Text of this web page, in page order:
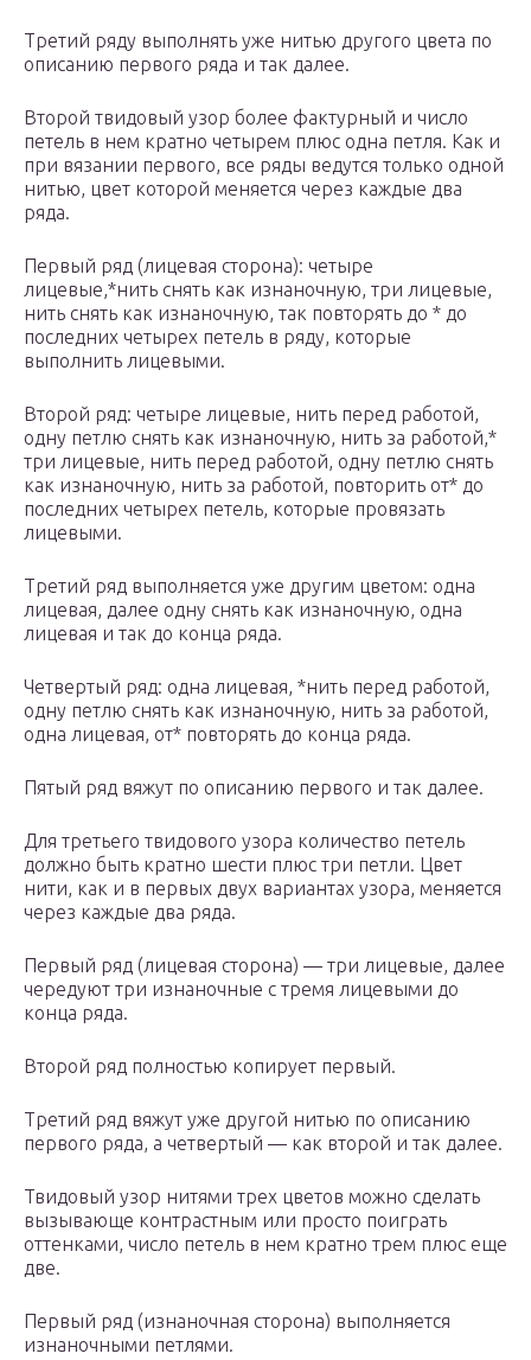
Третий ряду выполнять уже нитью другого цвета по
описанию первого ряда и так далее.
Второй твидовый узор более фактурный и число
петель в нем кратно четырем плюс одна петля. Как и
при вязании первого, все ряды ведутся только одной
нитью, цвет которой меняется через каждые два
ряда.
Первый ряд (лицевая сторона): четыре
лицевые,*нить снять как изнаночную, три лицевые,
нить снять как изнаночную, так повторять до * до
последних четырех петель в ряду, которые
выполнить лицевыми.
Второй ряд: четыре лицевые, нить перед работой,
одну петлю снять как изнаночную, нить за работой,*
три лицевые, нить перед работой, одну петлю снять
как изнаночную, нить за работой, повторить от* до
последних четырех петель, которые провязать
лицевыми.
Третий ряд выполняется уже другим цветом: одна
лицевая, далее одну снять как изнаночную, одна
лицевая и так до конца ряда.
Четвертый ряд: одна лицевая, *нить перед работой,
одну петлю снять как изнаночную, нить за работой,
одна лицевая, от* повторять до конца ряда.
Пятый ряд вяжут по описанию первого и так далее.
Для третьего твидового узора количество петель
должно быть кратно шести плюс три петли. Цвет
нити, как и в первых двух вариантах узора, меняется
через каждые два ряда.
Первый ряд (лицевая сторона) — три лицевые, далее
чередуют три изнаночные с тремя лицевыми до
конца ряда.
Второй ряд полностью копирует первый.
Третий ряд вяжут уже другой нитью по описанию
первого ряда, а четвертый — как второй и так далее.
Твидовый узор нитями трех цветов можно сделать
вызывающе контрастным или просто поиграть
оттенками, число петель в нем кратно трем плюс еще
две.
Первый ряд (изнаночная сторона) выполняется
изнаночными петлями.